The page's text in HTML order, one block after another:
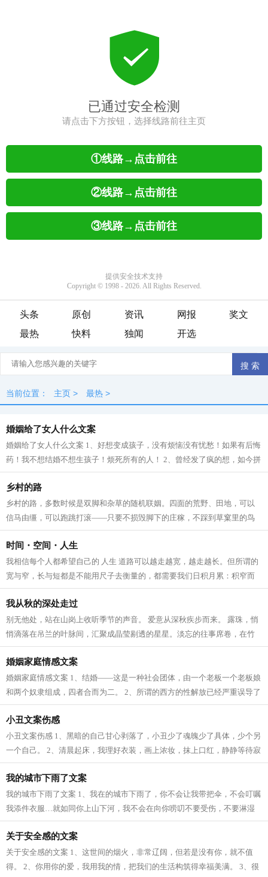
头条 原创 资讯 网报
奖文
最热
快料 独闻 开选
当前位置： 主页 > 最热 >
婚姻给了女人什么文案
婚姻给了女人什么文案 1、好想变成孩子，没有烦恼没有忧愁！如果有后悔
药！我不想结婚不想生孩子！烦死所有的人！ 2、曾经发了疯的想，如今拼
了命的忘。 3、大部分男一女在婚后...
乡村的路
乡村的路，多数时候是双脚和杂草的随机联姻。四面的荒野、田地，可以
信马由缰，可以跑跳打滚——只要不损毁脚下的庄稼，不踩到草窠里的鸟
窝。窄窄的田埂，没膝的荒草，甚至交...
时间・空间・人生
我相信每个人都希望自己的 人生 道路可以越走越宽，越走越长。但所谓的
宽与窄，长与短都是不能用尺子去衡量的，都需要我们日积月累：积窄而
宽，积短而长。学过哲学的都知道，...
我从秋的深处走过
别无他处，站在山岗上收听季节的声音。 爱意从深秋疾步而来。 露珠，悄
悄滴落在吊兰的叶脉间，汇聚成晶莹剔透的星星。淡忘的往事席卷，在竹
林中穿梭。脚步不紧不慢，按某一节...
婚姻家庭情感文案
婚姻家庭情感文案 1、结婚——这是一种社会团体，由一个老板一个老板娘
和两个奴隶组成，四者合而为二。 2、所谓的西方的性解放已经严重误导了
这一代人的价值取向。所谓的西方的...
小丑文案伤感
小丑文案伤感 1、黑暗的自己甘心剥落了，小丑少了魂魄少了具体，少个另
一个自己。 2、清晨起床，我理好衣装，画上浓妆，抹上口红，静静等待寂
寞到来。 3、时间没有改变什么，只...
我的城市下雨了文案
我的城市下雨了文案 1、我在的城市下雨了，你不会让我带把伞，不会叮嘱
我添件衣服…就如同你上山下河，我不会在向你唠叨不要受伤，不要淋湿
～？ 2、我在的城市下雨了，你还好吗...
关于安全感的文案
关于安全感的文案 1、这世间的烟火，非常辽阔，但若是没有你，就不值
得。 2、你用你的爱，我用我的情，把我们的生活构筑得幸福美满。 3、很